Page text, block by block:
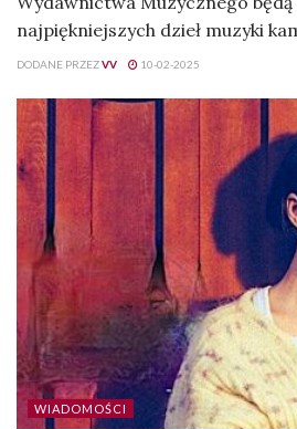
najpiękniejszych dzieł muzyki
DODANE PRZEZVV 10-02-2025
WIADOMOŚCI